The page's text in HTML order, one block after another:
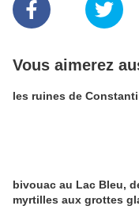
Vous aimerez
les ruines de
bivouac au Lac Bleu,
myrtilles aux grottes